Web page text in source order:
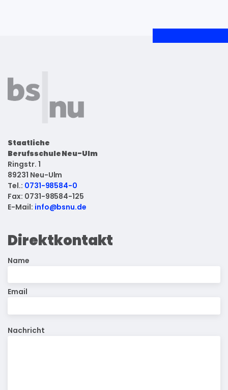
Staatliche
Berufsschule Neu-Ulm
Ringstr. 1
89231 Neu-Ulm
Tel.: 0731-98584-0
Fax: 0731-98584-125
E-Mail: info@bsnu.de
Direktkontakt
Name
Email
Nachricht